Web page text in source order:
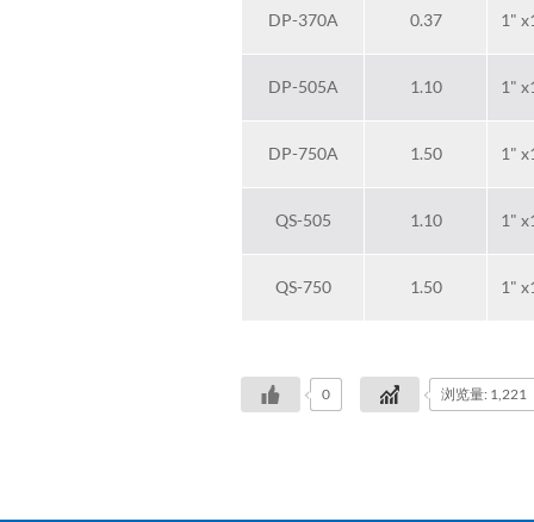
DP-370A 0.37 1"
DP-505A 1.10 1"
DP-750A 1.50 1"
QS-505 1.10 1"
QS-750 1.50 1"
0 浏览量: 1,221